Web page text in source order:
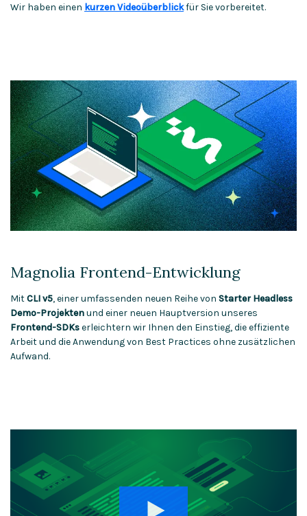
Wir haben einen kurzen Videoüberblickfür Sie vorbereitet.
Magnolia Frontend-Entwicklung
MitCLI v5, einer umfassenden neuen Reihe von Starter Headless
Demo-Projektenund einer neuen Hauptversion unseres
Frontend-SDKserleichtern wir Ihnen den Einstieg, die effiziente
Arbeit und die Anwendung von Best Practices ohne zusätzlichen
Aufwand.